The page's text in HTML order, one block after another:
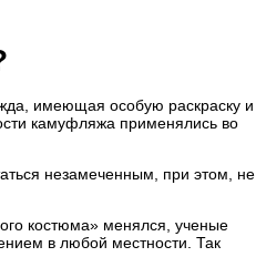
имеющая особую раскраску и
камуфляжа применялись во
незамеченным, при этом, не
костюма» менялся, ученые
в любой местности. Так